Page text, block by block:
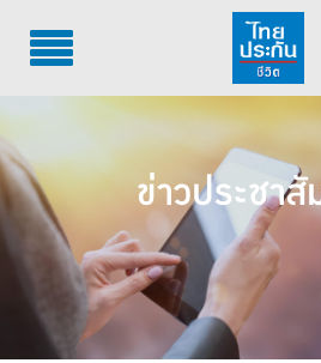
บริการลูกค้า
บริการตัวแทน
รู้จักไทยประกันชีวิต
นักลงทุนสัมพันธ์
ข่าวประชา